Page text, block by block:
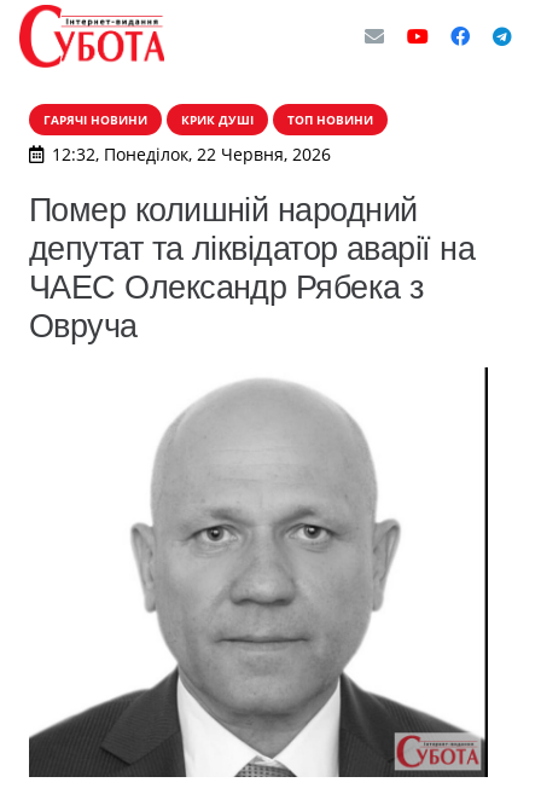
ГАРЯЧІ НОВИНИ КРИК ДУШІ ТОП НОВИНИ
12:32, Понеділок, 22 Червня, 2026
Помер колишній народний
депутат та ліквідатор аварії на
ЧАЕС Олександр Рябека з
Овруча